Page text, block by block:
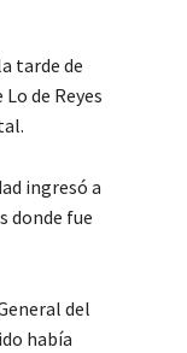
tarde de
de Reyes
ingresó a
donde fue
del
había